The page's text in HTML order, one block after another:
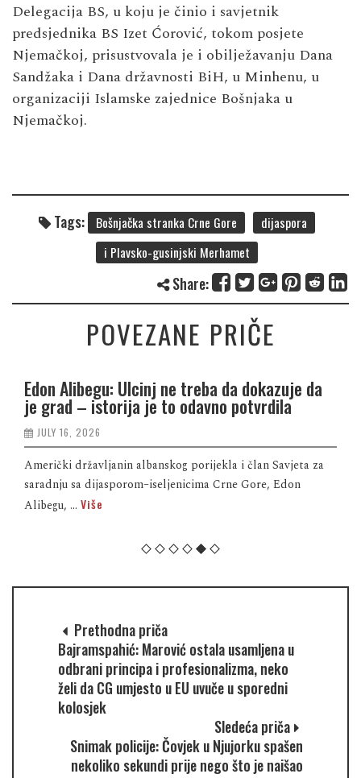
Delegacija BS, u koju je činio i savjetnik
predsjednika BS Izet Ćorović, tokom posjete
Njemačkoj, prisustvovala je i obilježavanju Dana
Sandžaka i Dana državnosti BiH, u Minhenu, u
organizaciji Islamske zajednice Bošnjaka u
Njemačkoj.
Tags: Bošnjačka stranka Crne Gore
dijaspora
i Plavsko-gusinjski Merhamet
Share:
POVEZANE PRIČE
Edon Alibegu: Ulcinj ne treba da dokazuje da
je grad – istorija je to odavno potvrdila
JULY 16, 2026
Američki državljanin albanskog porijekla i član Savjeta za
saradnju sa dijasporom–iseljenicima Crne Gore, Edon
Alibegu, ... Više
Prethodna priča
Bajramspahić: Marović ostala usamljena u
odbrani principa i profesionalizma, neko
želi da CG umjesto u EU uvuče u sporedni
kolosjek
Sledeća priča
Snimak policije: Čovjek u Njujorku spašen
nekoliko sekundi prije nego što je naišao